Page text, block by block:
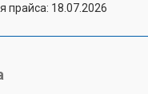
прайса: 18.07.2026